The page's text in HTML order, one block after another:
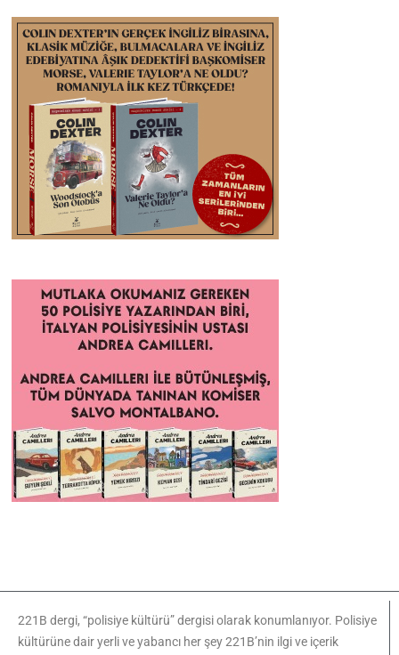
221B dergi, “polisiye kültürü” dergisi olarak konumlanıyor. Polisiye
kültürüne dair yerli ve yabancı her şey 221B’nin ilgi ve içerik